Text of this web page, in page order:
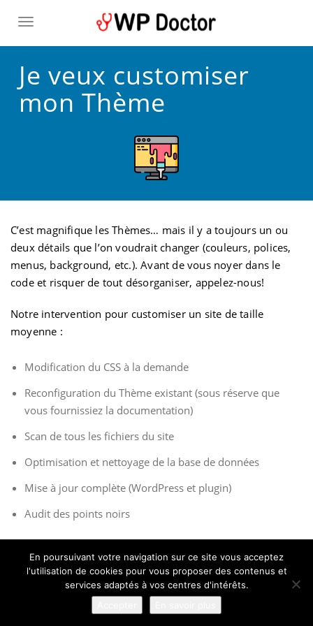
TOGGLE NAVIGATION
Je veux customiser
mon Thème
C’est magnifique les Thèmes… mais il y a toujours un ou
deux détails que l’on voudrait changer (couleurs, polices,
menus, background, etc.). Avant de vous noyer dans le
code et risquer de tout désorganiser, appelez-nous!
Notre intervention pour customiser un site de taille
moyenne :
Modification du CSS à la demande
Reconfiguration du Thème existant (sous réserve que
vous fournissiez la documentation)
Scan de tous les fichiers du site
Optimisation et nettoyage de la base de données
Mise à jour complète (WordPress et plugin)
Audit des points noirs
Ajouter au panier (60,00 €)
En poursuivant votre navigation sur ce site vous acceptez
l'utilisation de cookies pour vous proposer des contenus et
services adaptés à vos centres d'intérêts.